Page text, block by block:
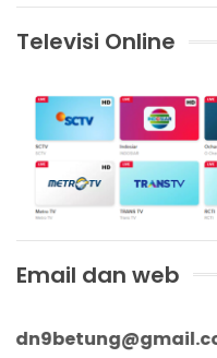
Televisi Online
Email dan web